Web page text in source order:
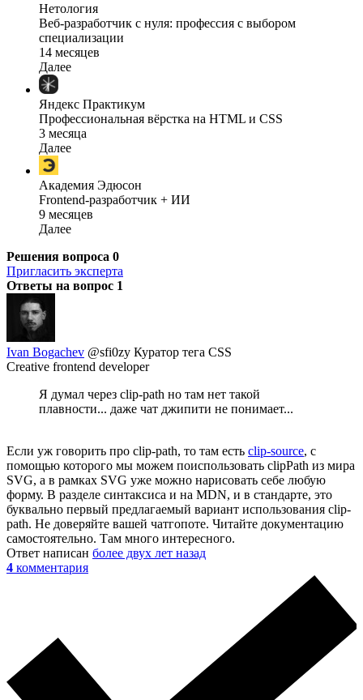
Нетология
Веб-разработчик с нуля: профессия с выбором
специализации
14 месяцев
Далее
Яндекс Практикум
Профессиональная вёрстка на HTML и CSS
3 месяца
Далее
Академия Эдюсон
Frontend-разработчик + ИИ
9 месяцев
Далее
Решения вопроса 0
Пригласить эксперта
Ответы на вопрос 1
Ivan Bogachev @sfi0zy Куратор тега CSS
Creative frontend developer
Я думал через clip-path но там нет такой
плавности... даже чат джипити не понимает...
Если уж говорить про clip-path, то там есть clip-source, с
помощью которого мы можем поиспользовать clipPath из мира
SVG, а в рамках SVG уже можно нарисовать себе любую
форму. В разделе синтаксиса и на MDN, и в стандарте, это
буквально первый предлагаемый вариант использования clip-
path. Не доверяйте вашей чатгопоте. Читайте документацию
самостоятельно. Там много интересного.
Ответ написан более двух лет назад
4 комментария